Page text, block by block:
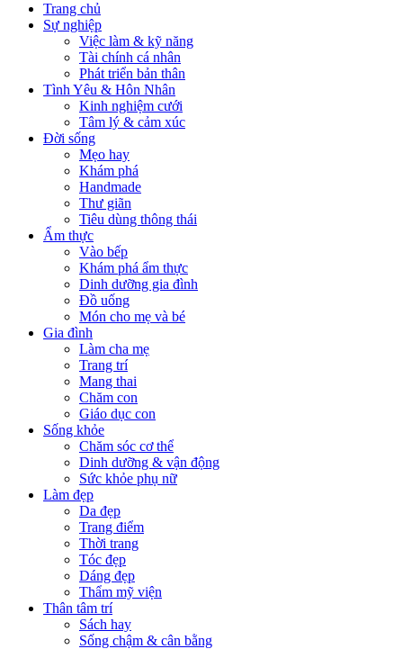
Trang chủ
Sự nghiệp
Việc làm & kỹ năng
Tài chính cá nhân
Phát triển bản thân
Tình Yêu & Hôn Nhân
Kinh nghiệm cưới
Tâm lý & cảm xúc
Đời sống
Mẹo hay
Khám phá
Handmade
Thư giãn
Tiêu dùng thông thái
Ẩm thực
Vào bếp
Khám phá ẩm thực
Dinh dưỡng gia đình
Đồ uống
Món cho mẹ và bé
Gia đình
Làm cha mẹ
Trang trí
Mang thai
Chăm con
Giáo dục con
Sống khỏe
Chăm sóc cơ thể
Dinh dưỡng & vận động
Sức khỏe phụ nữ
Làm đẹp
Da đẹp
Trang điểm
Thời trang
Tóc đẹp
Dáng đẹp
Thẩm mỹ viện
Thân tâm trí
Sách hay
Sống chậm & cân bằng